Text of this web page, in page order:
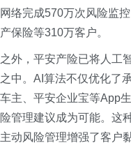
络完成570万次风险监
保险等310万客户。
外，平安产险已将人工
中。AI算法不仅优化了
主、平安企业宝等App
管理建议成为可能。这
动风险管理增强了客户